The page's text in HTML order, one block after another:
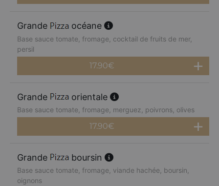
Grande océane
Base sauce tomate, fromage, cocktail de fruits de mer,
persil
17.90€
Grande orientale
Base sauce tomate, fromage, merguez, poivrons, olives
17.90€
Grande boursin
Base sauce tomate, fromage, viande hachée, boursin,
oignons